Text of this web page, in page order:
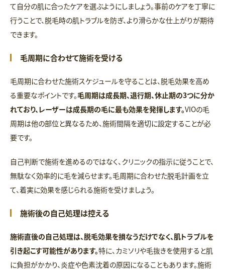
て自分の肌に合ったケアを選ぶようにしましょう。事前のケアを丁寧に
行うことで、脱毛時の肌トラブルを防ぎ、より滑らかな仕上がりが期待
できます。
毛周期に合わせて施術を受ける
毛周期に合わせた施術スケジュールを守ることは、脱毛効果を高め
る重要なポイントです。毛周期は成長期、退行期、休止期の3つに分か
れており、レーザーは成長期の毛に最も効果を発揮します。VIOの毛
周期は他の部位と異なるため、施術間隔を適切に設定することが必
要です。
自己判断で施術を進めるのではなく、クリニックの指示に従うことで、
無駄なく効率的に毛を減らせます。毛周期に合わせた脱毛計画を立
て、着実に効果を感じられる施術を受けましょう。
施術後の自己処理は控える
施術直後の自己処理は、脱毛効果を損なうだけでなく、肌トラブルを
引き起こす可能性があります。特に、カミソリや毛抜きを使用すると肌
に負担がかかり、炎症や色素沈着の原因になることもあります。施術